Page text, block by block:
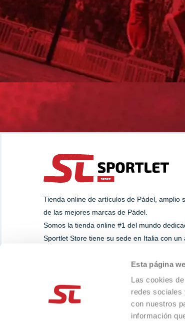
Esta página
Las cookies
redes sociales
con nuestros
información
Tienda online de artículos de Pádel, amplio
de las mejores marcas de Pádel.
Somos la tienda online #1 del mundo
Sportlet Store tiene su sede en Italia con
Whatsapp
+39 393.8284629